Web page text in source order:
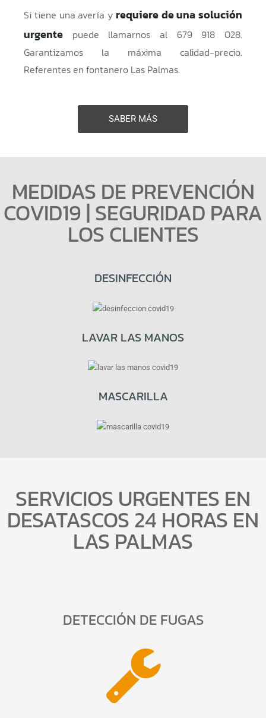
Si tiene una avería y requiere de una solución
urgente puede llamarnos al 679 918 028.
Garantizamos la máxima calidad-precio.
Referentes en fontanero Las Palmas.
SABER MÁS
MEDIDAS DE PREVENCIÓN
COVID19 | SEGURIDAD PARA
LOS CLIENTES
DESINFECCIÓN
LAVAR LAS MANOS
MASCARILLA
SERVICIOS URGENTES EN
DESATASCOS 24 HORAS EN
LAS PALMAS
DETECCIÓN DE FUGAS